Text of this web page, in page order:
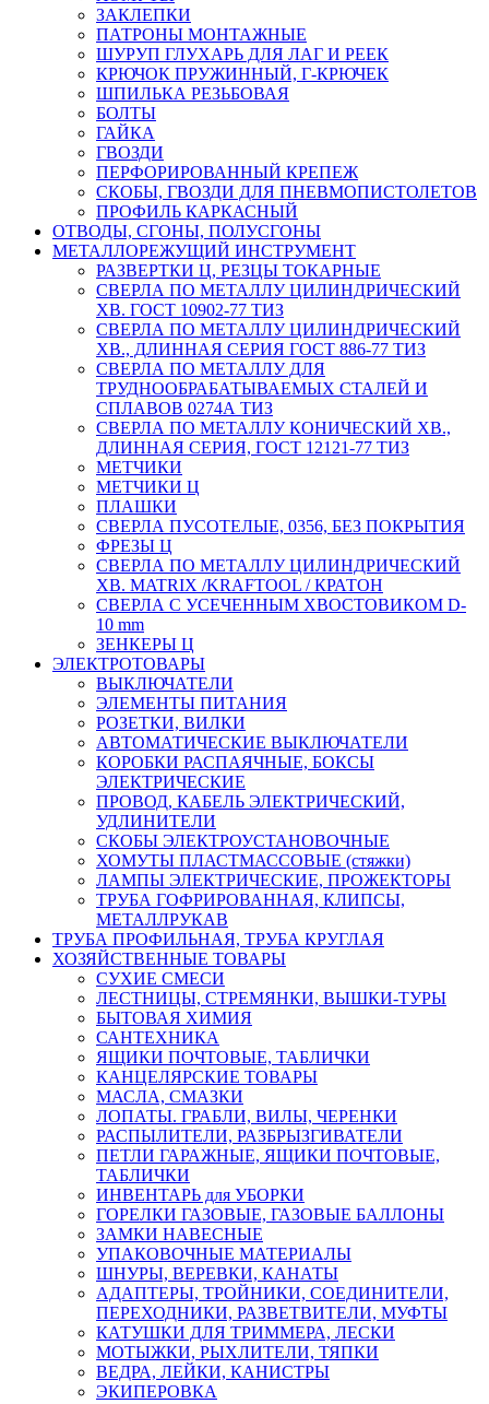
ЗАКЛЕПКИ
ПАТРОНЫ МОНТАЖНЫЕ
ШУРУП ГЛУХАРЬ ДЛЯ ЛАГ И РЕЕК
КРЮЧОК ПРУЖИННЫЙ, Г-КРЮЧЕК
ШПИЛЬКА РЕЗЬБОВАЯ
БОЛТЫ
ГАЙКА
ГВОЗДИ
ПЕРФОРИРОВАННЫЙ КРЕПЕЖ
СКОБЫ, ГВОЗДИ ДЛЯ ПНЕВМОПИСТОЛЕТОВ
ПРОФИЛЬ КАРКАСНЫЙ
ОТВОДЫ, СГОНЫ, ПОЛУСГОНЫ
МЕТАЛЛОРЕЖУЩИЙ ИНСТРУМЕНТ
РАЗВЕРТКИ Ц, РЕЗЦЫ ТОКАРНЫЕ
СВЕРЛА ПО МЕТАЛЛУ ЦИЛИНДРИЧЕСКИЙ
ХВ. ГОСТ 10902-77 ТИЗ
СВЕРЛА ПО МЕТАЛЛУ ЦИЛИНДРИЧЕСКИЙ
ХВ., ДЛИННАЯ СЕРИЯ ГОСТ 886-77 ТИЗ
СВЕРЛА ПО МЕТАЛЛУ ДЛЯ
ТРУДНООБРАБАТЫВАЕМЫХ СТАЛЕЙ И
СПЛАВОВ 0274А ТИЗ
СВЕРЛА ПО МЕТАЛЛУ КОНИЧЕСКИЙ ХВ.,
ДЛИННАЯ СЕРИЯ, ГОСТ 12121-77 ТИЗ
МЕТЧИКИ
МЕТЧИКИ Ц
ПЛАШКИ
СВЕРЛА ПУСОТЕЛЫЕ, 0356, БЕЗ ПОКРЫТИЯ
ФРЕЗЫ Ц
СВЕРЛА ПО МЕТАЛЛУ ЦИЛИНДРИЧЕСКИЙ
ХВ. MATRIX /KRAFTOOL / КРАТОН
СВЕРЛА С УСЕЧЕННЫМ ХВОСТОВИКОМ D-
10 mm
ЗЕНКЕРЫ Ц
ЭЛЕКТРОТОВАРЫ
ВЫКЛЮЧАТЕЛИ
ЭЛЕМЕНТЫ ПИТАНИЯ
РОЗЕТКИ, ВИЛКИ
АВТОМАТИЧЕСКИЕ ВЫКЛЮЧАТЕЛИ
КОРОБКИ РАСПАЯЧНЫЕ, БОКСЫ
ЭЛЕКТРИЧЕСКИЕ
ПРОВОД, КАБЕЛЬ ЭЛЕКТРИЧЕСКИЙ,
УДЛИНИТЕЛИ
СКОБЫ ЭЛЕКТРОУСТАНОВОЧНЫЕ
ХОМУТЫ ПЛАСТМАССОВЫЕ (стяжки)
ЛАМПЫ ЭЛЕКТРИЧЕСКИЕ, ПРОЖЕКТОРЫ
ТРУБА ГОФРИРОВАННАЯ, КЛИПСЫ,
МЕТАЛЛРУКАВ
ТРУБА ПРОФИЛЬНАЯ, ТРУБА КРУГЛАЯ
ХОЗЯЙСТВЕННЫЕ ТОВАРЫ
СУХИЕ СМЕСИ
ЛЕСТНИЦЫ, СТРЕМЯНКИ, ВЫШКИ-ТУРЫ
БЫТОВАЯ ХИМИЯ
САНТЕХНИКА
ЯЩИКИ ПОЧТОВЫЕ, ТАБЛИЧКИ
КАНЦЕЛЯРСКИЕ ТОВАРЫ
МАСЛА, СМАЗКИ
ЛОПАТЫ. ГРАБЛИ, ВИЛЫ, ЧЕРЕНКИ
РАСПЫЛИТЕЛИ, РАЗБРЫЗГИВАТЕЛИ
ПЕТЛИ ГАРАЖНЫЕ, ЯЩИКИ ПОЧТОВЫЕ,
ТАБЛИЧКИ
ИНВЕНТАРЬ для УБОРКИ
ГОРЕЛКИ ГАЗОВЫЕ, ГАЗОВЫЕ БАЛЛОНЫ
ЗАМКИ НАВЕСНЫЕ
УПАКОВОЧНЫЕ МАТЕРИАЛЫ
ШНУРЫ, ВЕРЕВКИ, КАНАТЫ
АДАПТЕРЫ, ТРОЙНИКИ, СОЕДИНИТЕЛИ,
ПЕРЕХОДНИКИ, РАЗВЕТВИТЕЛИ, МУФТЫ
КАТУШКИ ДЛЯ ТРИММЕРА, ЛЕСКИ
МОТЫЖКИ, РЫХЛИТЕЛИ, ТЯПКИ
ВЕДРА, ЛЕЙКИ, КАНИСТРЫ
ЭКИПЕРОВКА